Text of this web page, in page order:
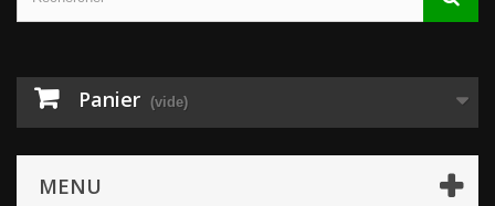
Panier (vide)
MENU